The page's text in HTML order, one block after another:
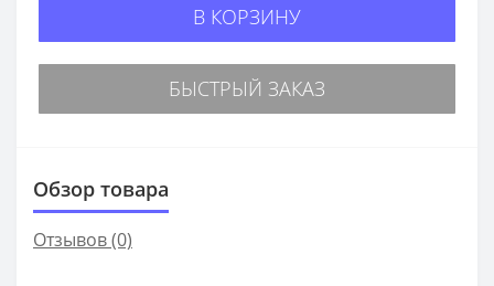
В КОРЗИНУ
БЫСТРЫЙ ЗАКАЗ
Обзор товара
Отзывов (0)